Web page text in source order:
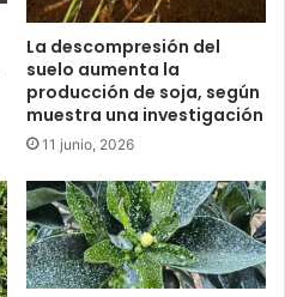
La descompresión del
suelo aumenta la
producción de soja, según
muestra una investigación
11 junio, 2026